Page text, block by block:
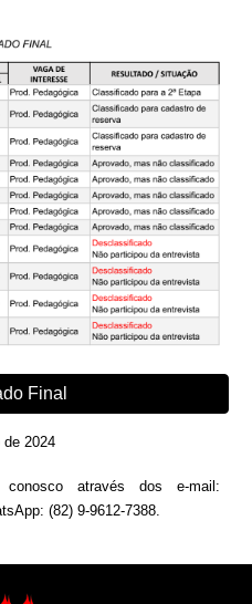
Final
de 2024
através dos e-mail:
(82) 9-9612-7388.